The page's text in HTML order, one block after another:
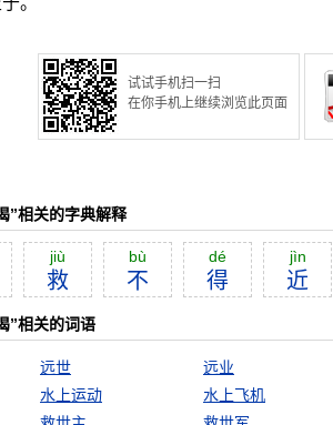
试试手机扫一扫
在你手机上继续浏览此页面
”相关的字典解释
jiù
救
bù
不
dé
得
jìn
近
”相关的词语
远世
远业
水上运动
水上飞机